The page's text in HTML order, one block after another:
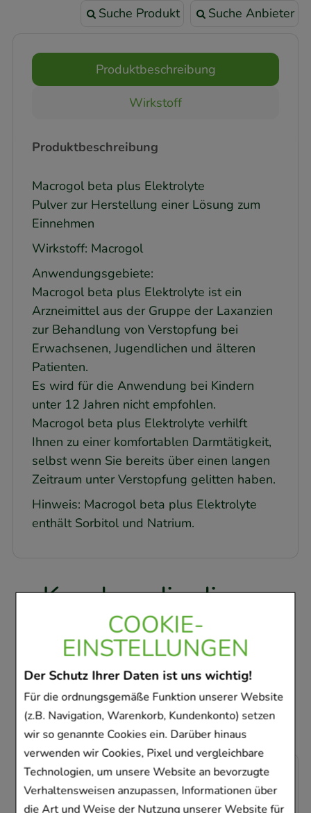
COOKIE-
EINSTELLUNGEN
Der Schutz Ihrer Daten ist uns wichtig!
Für die ordnungsgemäße Funktion unserer Website
(z.B. Navigation, Warenkorb, Kundenkonto) setzen
wir so genannte Cookies ein. Darüber hinaus
verwenden wir Cookies, Pixel und vergleichbare
Technologien, um unsere Website an bevorzugte
Verhaltensweisen anzupassen, Informationen über
die Art und Weise der Nutzung unserer Website für
Suche Produkt Suche Anbieter
Produktbeschreibung
Wirkstoff
Produktbeschreibung
Macrogol beta plus Elektrolyte
Pulver zur Herstellung einer Lösung zum
Einnehmen
Wirkstoff: Macrogol
Anwendungsgebiete:
Macrogol beta plus Elektrolyte ist ein
Arzneimittel aus der Gruppe der Laxanzien
zur Behandlung von Verstopfung bei
Erwachsenen, Jugendlichen und älteren
Patienten.
Es wird für die Anwendung bei Kindern
unter 12 Jahren nicht empfohlen.
Macrogol beta plus Elektrolyte verhilft
Ihnen zu einer komfortablen Darmtätigkeit,
selbst wenn Sie bereits über einen langen
Zeitraum unter Verstopfung gelitten haben.
Hinweis: Macrogol beta plus Elektrolyte
enthält Sorbitol und Natrium.
Kunden, die dieses
Produkt gekauft
haben, haben sich
ebenfalls für folgende
Artikel entschieden
-58,5%